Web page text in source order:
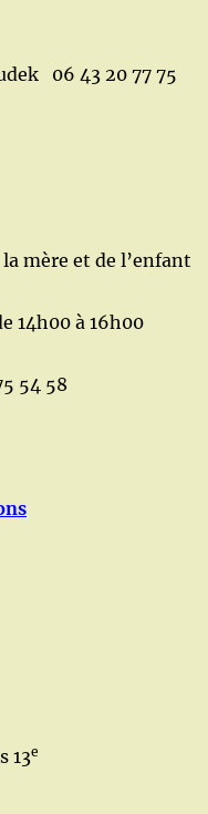
06 43 20 77 75
mère et de l’enfant
14h00 à 16h00
54 58
13e